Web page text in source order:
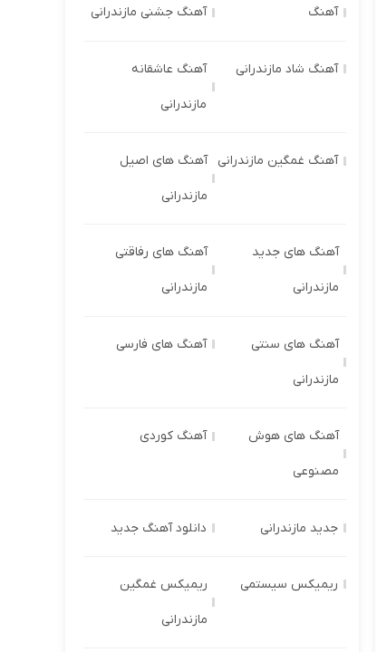
آهنگ آهنگ جشنی مازندرانی
آهنگ شاد مازندرانی آهنگ عاشقانه
مازندرانی
آهنگ غمگین مازندرانی آهنگ های اصیل
مازندرانی
آهنگ های جدید
مازندرانی
آهنگ های رفاقتی
مازندرانی
آهنگ های سنتی
مازندرانی
آهنگ های فارسی
آهنگ های هوش
مصنوعی
آهنگ کوردی
جدید مازندرانی دانلود آهنگ جدید
ریمیکس سیستمی ریمیکس غمگین
مازندرانی